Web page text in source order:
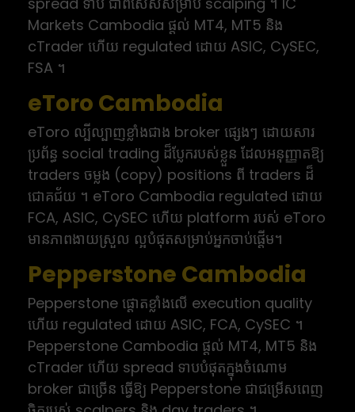
Markets Cambodia ផ្តល់ MT4, MT5 និង
cTrader ហើយ regulated ដោយ ASIC, CySEC,
FSA ។
eToro Cambodia
eToro ល្បីល្បាញខ្លាំងជាង broker ផ្សេងៗ ដោយសារ
ប្រព័ន្ធ social trading ដ៏ប្លែករបស់ខ្លួន ដែលអនុញ្ញាតឱ្យ
traders ចម្លង (copy) positions ពី traders ដ៏
ជោគជ័យ ។ eToro Cambodia regulated ដោយ
FCA, ASIC, CySEC ហើយ platform របស់ eToro
មានភាពងាយស្រួល ល្អបំផុតសម្រាប់អ្នកចាប់ផ្តើម។
Pepperstone Cambodia
Pepperstone ផ្តោតខ្លាំងលើ execution quality
ហើយ regulated ដោយ ASIC, FCA, CySEC ។
Pepperstone Cambodia ផ្តល់ MT4, MT5 និង
cTrader ហើយ spread ទាបបំផុតក្នុងចំណោម
broker ជាច្រើន ធ្វើឱ្យ Pepperstone ជាជម្រើសពេញ